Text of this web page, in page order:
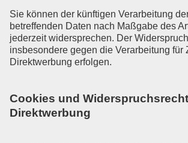
Sie können der künftigen Verarbeitung
betreffenden Daten nach Maßgabe des
jederzeit widersprechen. Der
insbesondere gegen die Verarbeitung für
Direktwerbung erfolgen.
Cookies und
Direktwerbung